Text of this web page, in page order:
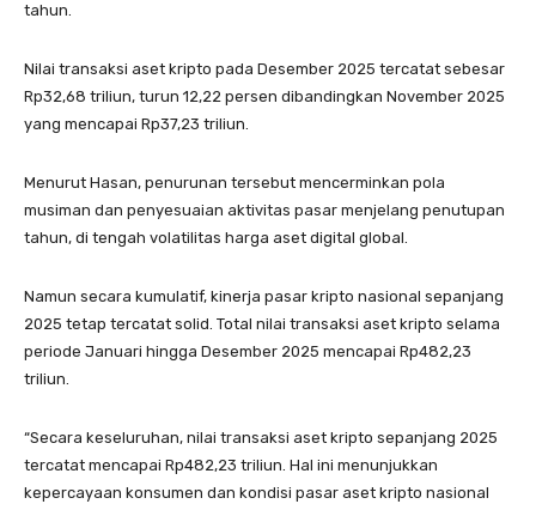
tahun.
Nilai transaksi aset kripto pada Desember 2025 tercatat sebesar
Rp32,68 triliun, turun 12,22 persen dibandingkan November 2025
yang mencapai Rp37,23 triliun.
Menurut Hasan, penurunan tersebut mencerminkan pola
musiman dan penyesuaian aktivitas pasar menjelang penutupan
tahun, di tengah volatilitas harga aset digital global.
Namun secara kumulatif, kinerja pasar kripto nasional sepanjang
2025 tetap tercatat solid. Total nilai transaksi aset kripto selama
periode Januari hingga Desember 2025 mencapai Rp482,23
triliun.
“Secara keseluruhan, nilai transaksi aset kripto sepanjang 2025
tercatat mencapai Rp482,23 triliun. Hal ini menunjukkan
kepercayaan konsumen dan kondisi pasar aset kripto nasional